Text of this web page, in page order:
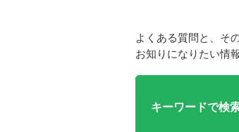
よくある質問と、そ
お知りになりたい情
キーワードで検